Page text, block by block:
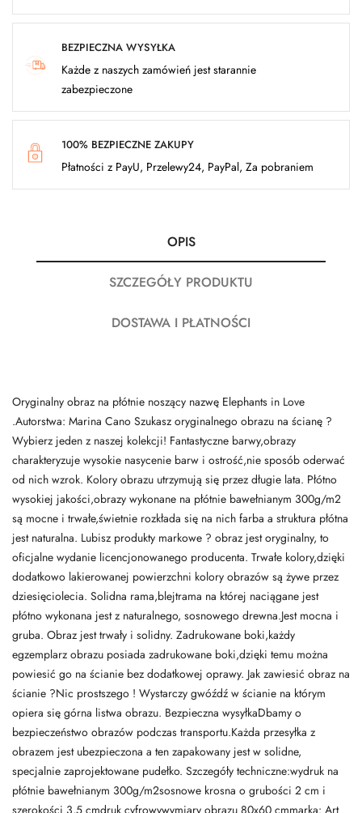
BEZPIECZNA WYSYŁKA
Każde z naszych zamówień jest starannie
zabezpieczone
100% BEZPIECZNE ZAKUPY
Płatności z PayU, Przelewy24, PayPal, Za pobraniem
OPIS
SZCZEGÓŁY PRODUKTU
DOSTAWA I PŁATNOŚCI
Oryginalny obraz na płótnie noszący nazwę Elephants in Love
.Autorstwa: Marina Cano Szukasz oryginalnego obrazu na ścianę ?
Wybierz jeden z naszej kolekcji! Fantastyczne barwy,obrazy
charakteryzuje wysokie nasycenie barw i ostrość,nie sposób oderwać
od nich wzrok. Kolory obrazu utrzymują się przez długie lata. Płótno
wysokiej jakości,obrazy wykonane na płótnie bawełnianym 300g/m2
są mocne i trwałe,świetnie rozkłada się na nich farba a struktura płótna
jest naturalna. Lubisz produkty markowe ? obraz jest oryginalny, to
oficjalne wydanie licencjonowanego producenta. Trwałe kolory,dzięki
dodatkowo lakierowanej powierzchni kolory obrazów są żywe przez
dziesięciolecia. Solidna rama,blejtrama na której naciągane jest
płótno wykonana jest z naturalnego, sosnowego drewna.Jest mocna i
gruba. Obraz jest trwały i solidny. Zadrukowane boki,każdy
egzemplarz obrazu posiada zadrukowane boki,dzięki temu można
powiesić go na ścianie bez dodatkowej oprawy. Jak zawiesić obraz na
ścianie ?Nic prostszego ! Wystarczy gwóźdź w ścianie na którym
opiera się górna listwa obrazu. Bezpieczna wysyłkaDbamy o
bezpieczeństwo obrazów podczas transportu.Każda przesyłka z
obrazem jest ubezpieczona a ten zapakowany jest w solidne,
specjalnie zaprojektowane pudełko. Szczegóły techniczne:wydruk na
płótnie bawełnianym 300g/m2sosnowe krosna o grubości 2 cm i